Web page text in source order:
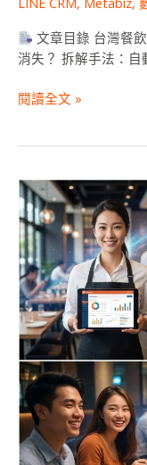
文章目錄 台灣餐
消失？ 拆解手法：
與
metabiz
AI
舊
率
激
增
25%？
閱讀全文 »
2026
餐
飲
獲
利
新
顯
學：
漲
價
失
效？
靠
AI